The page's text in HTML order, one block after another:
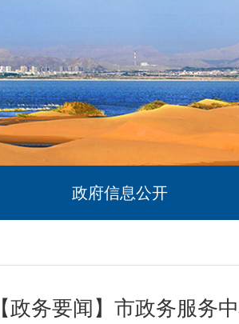
政府信息公开
【政务要闻】市政务服务